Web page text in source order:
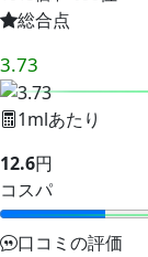
総合点
3.73
1mlあたり
12.6円
コスパ
口コミの評価